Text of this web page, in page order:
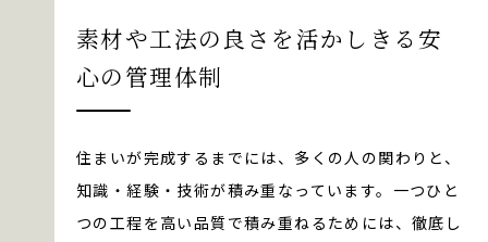
素材や工法の良さを活かしきる安
心の管理体制
住まいが完成するまでには、多くの人の関わりと、
知識・経験・技術が積み重なっています。一つひと
つの工程を高い品質で積み重ねるためには、徹底し